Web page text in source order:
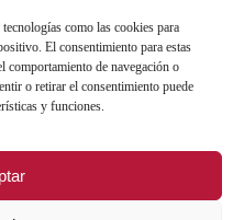
como las cookies para
El consentimiento para estas
comportamiento de navegación o
o retirar el consentimiento puede
y funciones.
DE TRATAMIENTO